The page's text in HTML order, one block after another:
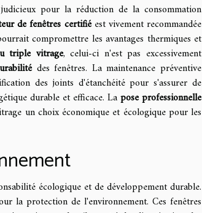
pour la réduction de la consommation
de fenêtres certifiéest vivement recommandée
compromettre les avantages thermiques et
triple vitrage, celui-ci n'est pas excessivement
des fenêtres. La maintenance préventive
des joints d'étanchéité pour s'assurer de
durable et efficace. Lapose professionnelle
un choix économique et écologique pour les
écologique et de développement durable.
la protection de l'environnement. Ces fenêtres